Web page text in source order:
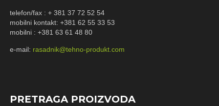
telefon/fax : + 381 37 72 52 54
mobilni kontakt: +381 62 55 33 53
mobilni : +381 63 61 48 80
e-mail: rasadnik@tehno-produkt.com
PRETRAGA PROIZVODA